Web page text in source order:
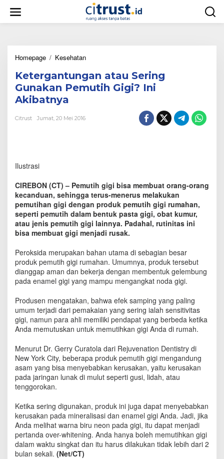
w
Homepage / Kesehatan
t
e
r
a
t
a
u
S
e
r
n
g
G
u
a
k
a
n
e
m
u
t
i
g
i
?
I
Ketergantungan atau Sering
Gunakan Pemutih Gigi? Ini
Akibatnya
Citrust Jumat, 20 Mei 2016
Ilustrasi
CIREBON (CT) – Pemutih gigi bisa membuat orang-orang
kecanduan, sehingga terus-menerus melakukan
pemutihan gigi dengan produk pemutih gigi rumahan,
seperti pemutih dalam bentuk pasta gigi, obat kumur,
atau jenis pemutih gigi lainnya. Padahal, rutinitas ini
bisa membuat gigi menjadi rusak.
Peroksida merupakan bahan utama di sebagian besar
produk pemutih gigi rumahan. Umumnya, produk tersebut
dianggap aman dan bekerja dengan membentuk gelembung
pada enamel gigi yang mampu mengangkat noda gigi.
Produsen mengatakan, bahwa efek samping yang paling
umum terjadi dari pemakaian yang sering ialah sensitivitas
gigi, namun para ahli memiliki pendapat yang berbeda ketika
Anda memutuskan untuk memutihkan gigi Anda di rumah.
Menurut Dr. Gerry Curatola dari Rejuvenation Dentistry di
New York City, beberapa produk pemutih gigi mengandung
asam yang bisa menyebabkan kerusakan, yaitu kerusakan
pada jaringan lunak di mulut seperti gusi, lidah, atau
tenggorokan.
Ketika sering digunakan, produk ini juga dapat menyebabkan
kerusakan pada mineralisasi dan enamel gigi Anda. Jadi, jika
Anda melihat warna biru neon pada gigi, itu dapat menjadi
pertanda over-whitening. Anda hanya boleh memutihkan gigi
dalam waktu singkat dan itu harus dilakukan tidak lebih dari 2
bulan sekali. (Net/CT)